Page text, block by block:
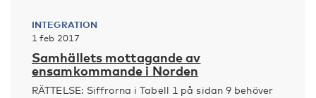
INTEGRATION
1 feb 2017
Samhällets mottagande av
ensamkommande i Norden
RÄTTELSE: Siffrorna i Tabell 1 på sidan 9 behöver